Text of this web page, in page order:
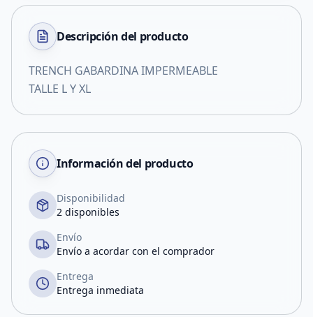
Descripción del producto
TRENCH GABARDINA IMPERMEABLE
TALLE L Y XL
Información del producto
Disponibilidad
2 disponibles
Envío
Envío a acordar con el comprador
Entrega
Entrega inmediata